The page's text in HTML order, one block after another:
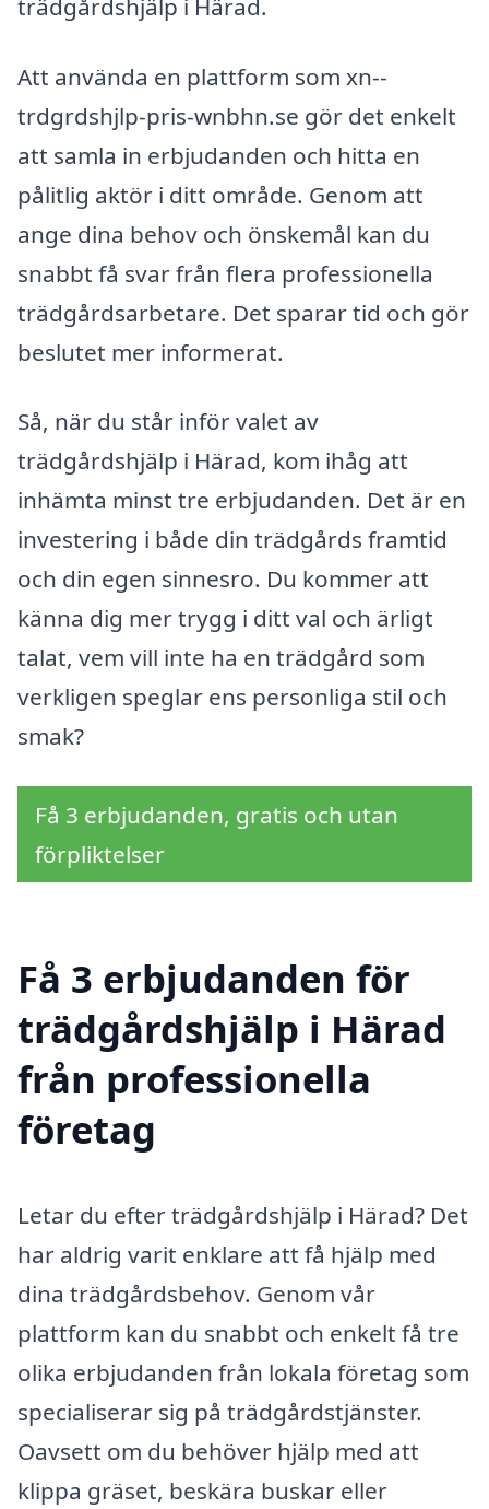
trädgårdshjälp i Härad.
Att använda en plattform som xn--
trdgrdshjlp-pris-wnbhn.se gör det enkelt
att samla in erbjudanden och hitta en
pålitlig aktör i ditt område. Genom att
ange dina behov och önskemål kan du
snabbt få svar från flera professionella
trädgårdsarbetare. Det sparar tid och gör
beslutet mer informerat.
Så, när du står inför valet av
trädgårdshjälp i Härad, kom ihåg att
inhämta minst tre erbjudanden. Det är en
investering i både din trädgårds framtid
och din egen sinnesro. Du kommer att
känna dig mer trygg i ditt val och ärligt
talat, vem vill inte ha en trädgård som
verkligen speglar ens personliga stil och
smak?
Få 3 erbjudanden, gratis och utan
förpliktelser
Få 3 erbjudanden för
trädgårdshjälp i Härad
från professionella
företag
Letar du efter trädgårdshjälp i Härad? Det
har aldrig varit enklare att få hjälp med
dina trädgårdsbehov. Genom vår
plattform kan du snabbt och enkelt få tre
olika erbjudanden från lokala företag som
specialiserar sig på trädgårdstjänster.
Oavsett om du behöver hjälp med att
klippa gräset, beskära buskar eller